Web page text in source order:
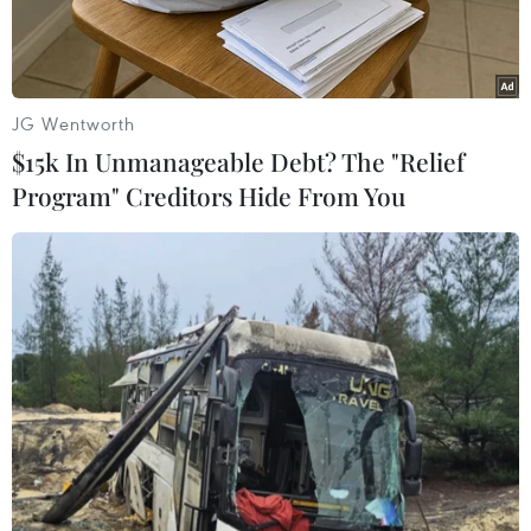
động trong khai thác kiến thức, thực hiện chương
trình phù hợp với điều kiện, đặc điểm của học sinh.
Ông Nguyễn Văn Hiếu, Phó Giám đốc Sở Giáo dục và Đào tạo
Thành phố Hồ Chí Minh phát biểu tại hội thảo. (Ảnh: Thu
Hoài/TTXVN)
Lượng kiến thức chương trình mới không tăng
JG Wentworth
$15k In Unmanageable Debt? The "Relief
Program" Creditors Hide From You